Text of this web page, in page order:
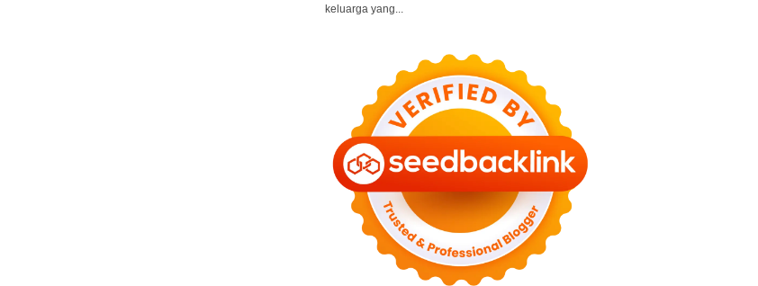
keluarga yang...